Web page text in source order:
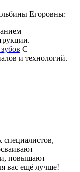
Егоровны:
С
и технологий.
специалистов,
повышают
вас ещё лучше!